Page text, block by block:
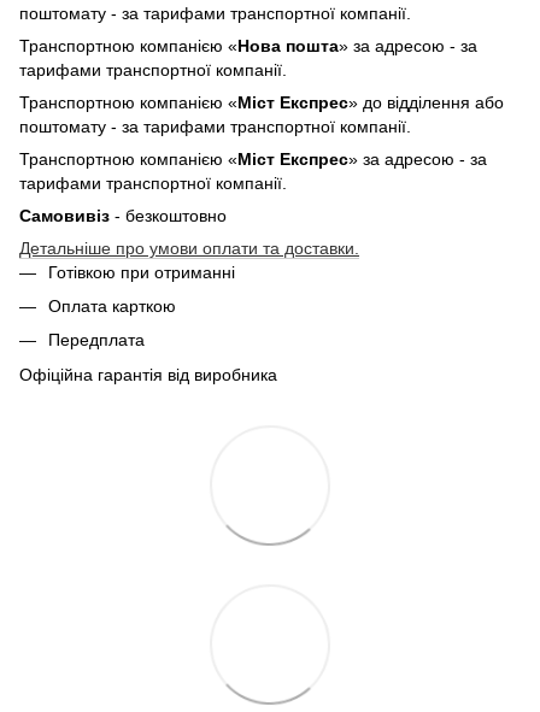
поштомату - за тарифами транспортної компанії.
Транспортною компанією «Нова пошта» за адресою - за
тарифами транспортної компанії.
Транспортною компанією «Міст Експрес» до відділення або
поштомату - за тарифами транспортної компанії.
Транспортною компанією «Міст Експрес» за адресою - за
тарифами транспортної компанії.
Самовивіз - безкоштовно
Детальніше про умови оплати та доставки.
Готівкою при отриманні
Оплата карткою
Передплата
Офіційна гарантія від виробника